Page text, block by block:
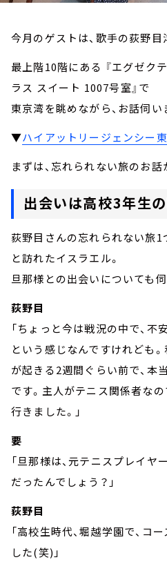
今月のゲストは、歌手の荻野目
最上階10階にある 『エグゼク
ラス スイート 1007号室』で
東京湾を眺めながら、お話伺い
▼ハイアットリージェンシー
まずは、忘れられない旅のお話か
出会いは高校3年生
荻野目さんの忘れられない旅1
と訪れたイスラエル。
旦那様との出会いについても伺
荻野目
「ちょっと今は戦況の中で、
という感じなんですけれども
が起きる2週間ぐらい前で、本
です。主人がテニス関係者な
行きました。」
要
「旦那様は、元テニスプレイヤ
だったんでしょう？」
荻野目
「高校生時代、堀越学園で、コ
した(笑)」